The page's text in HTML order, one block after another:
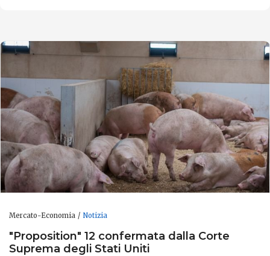
Mercato-Economia Notizia
"Proposition" 12 confermata dalla Corte
Suprema degli Stati Uniti